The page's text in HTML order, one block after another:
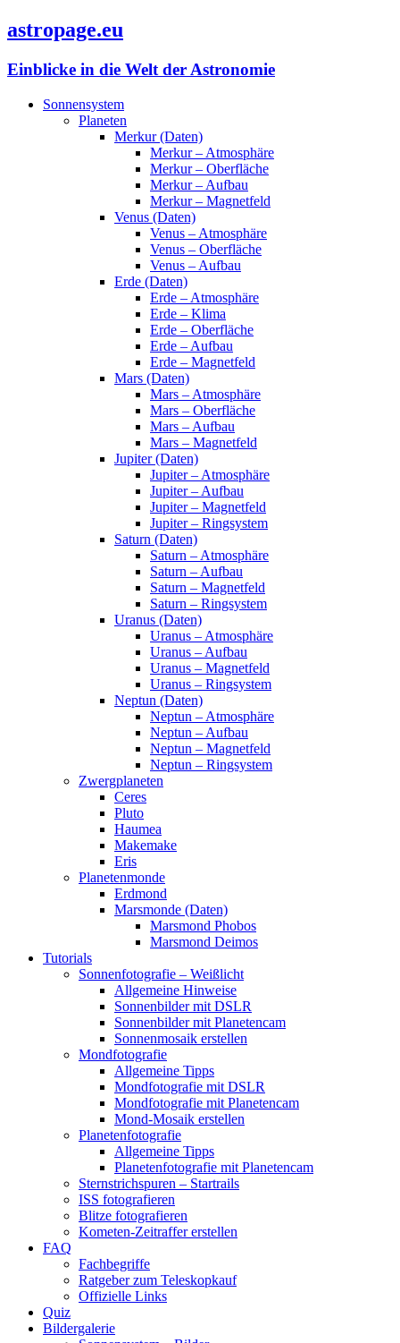
astropage.eu
Einblicke in die Welt der Astronomie
Sonnensystem
Planeten
Merkur (Daten)
Merkur – Atmosphäre
Merkur – Oberfläche
Merkur – Aufbau
Merkur – Magnetfeld
Venus (Daten)
Venus – Atmosphäre
Venus – Oberfläche
Venus – Aufbau
Erde (Daten)
Erde – Atmosphäre
Erde – Klima
Erde – Oberfläche
Erde – Aufbau
Erde – Magnetfeld
Mars (Daten)
Mars – Atmosphäre
Mars – Oberfläche
Mars – Aufbau
Mars – Magnetfeld
Jupiter (Daten)
Jupiter – Atmosphäre
Jupiter – Aufbau
Jupiter – Magnetfeld
Jupiter – Ringsystem
Saturn (Daten)
Saturn – Atmosphäre
Saturn – Aufbau
Saturn – Magnetfeld
Saturn – Ringsystem
Uranus (Daten)
Uranus – Atmosphäre
Uranus – Aufbau
Uranus – Magnetfeld
Uranus – Ringsystem
Neptun (Daten)
Neptun – Atmosphäre
Neptun – Aufbau
Neptun – Magnetfeld
Neptun – Ringsystem
Zwergplaneten
Ceres
Pluto
Haumea
Makemake
Eris
Planetenmonde
Erdmond
Marsmonde (Daten)
Marsmond Phobos
Marsmond Deimos
Tutorials
Sonnenfotografie – Weißlicht
Allgemeine Hinweise
Sonnenbilder mit DSLR
Sonnenbilder mit Planetencam
Sonnenmosaik erstellen
Mondfotografie
Allgemeine Tipps
Mondfotografie mit DSLR
Mondfotografie mit Planetencam
Mond-Mosaik erstellen
Planetenfotografie
Allgemeine Tipps
Planetenfotografie mit Planetencam
Sternstrichspuren – Startrails
ISS fotografieren
Blitze fotografieren
Kometen-Zeitraffer erstellen
FAQ
Fachbegriffe
Ratgeber zum Teleskopkauf
Offizielle Links
Quiz
Bildergalerie